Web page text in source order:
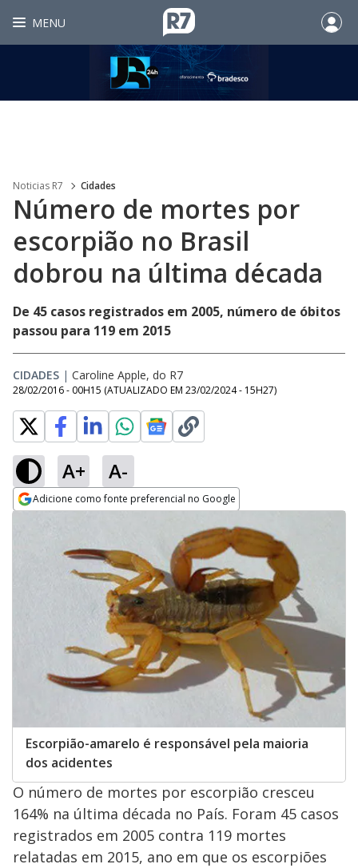
MENU
Noticias R7 Cidades
Número de mortes por
escorpião no Brasil
dobrou na última década
De 45 casos registrados em 2005, número de óbitos
passou para 119 em 2015
CIDADES | Caroline Apple, do R7
28/02/2016 - 00H15 (ATUALIZADO EM 23/02/2024 - 15H27)
A+ A-
Adicione como fonte preferencial no Google
Escorpião-amarelo é responsável pela maioria
dos acidentes
O número de mortes por escorpião cresceu
164% na última década no País. Foram 45 casos
registrados em 2005 contra 119 mortes
relatadas em 2015, ano em que os escorpiões